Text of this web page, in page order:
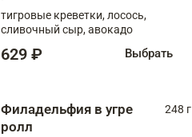
тигровые креветки, лосось,
сливочный сыр, авокадо
629 ₽ Выбрать
Филадельфия в угре
ролл
248 г